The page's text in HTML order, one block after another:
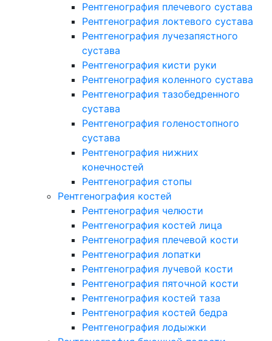
Рентгенография плечевого сустава
Рентгенография локтевого сустава
Рентгенография лучезапястного
сустава
Рентгенография кисти руки
Рентгенография коленного сустава
Рентгенография тазобедренного
сустава
Рентгенография голеностопного
сустава
Рентгенография нижних
конечностей
Рентгенография стопы
Рентгенография костей
Рентгенография челюсти
Рентгенография костей лица
Рентгенография плечевой кости
Рентгенография лопатки
Рентгенография лучевой кости
Рентгенография пяточной кости
Рентгенография костей таза
Рентгенография костей бедра
Рентгенография лодыжки